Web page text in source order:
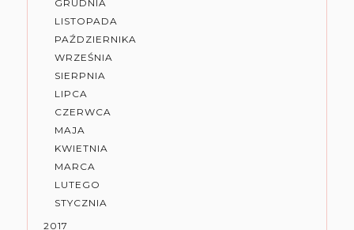
GRUDNIA
LISTOPADA
PAŹDZIERNIKA
WRZEŚNIA
SIERPNIA
LIPCA
CZERWCA
MAJA
KWIETNIA
MARCA
LUTEGO
STYCZNIA
2017